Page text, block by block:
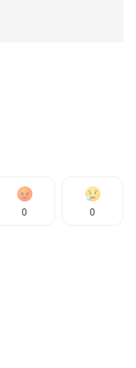
0 0